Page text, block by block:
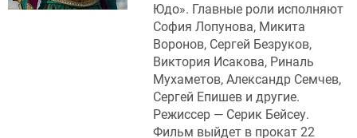
Юдо». Главные роли исполняют
София Лопунова, Микита
Воронов, Сергей Безруков,
Виктория Исакова, Риналь
Мухаметов, Александр Семчев,
Сергей Епишев и другие.
Режиссер — Серик Бейсеу.
Фильм выйдет в прокат 22